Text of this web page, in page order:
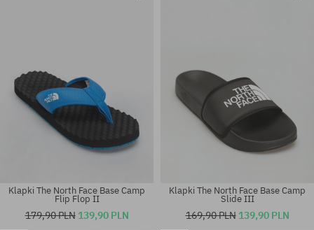
Klapki The North Face Base Camp
Flip Flop II
179,90 PLN 139,90 PLN
Klapki The North Face Base Camp
Slide III
169,90 PLN 139,90 PLN